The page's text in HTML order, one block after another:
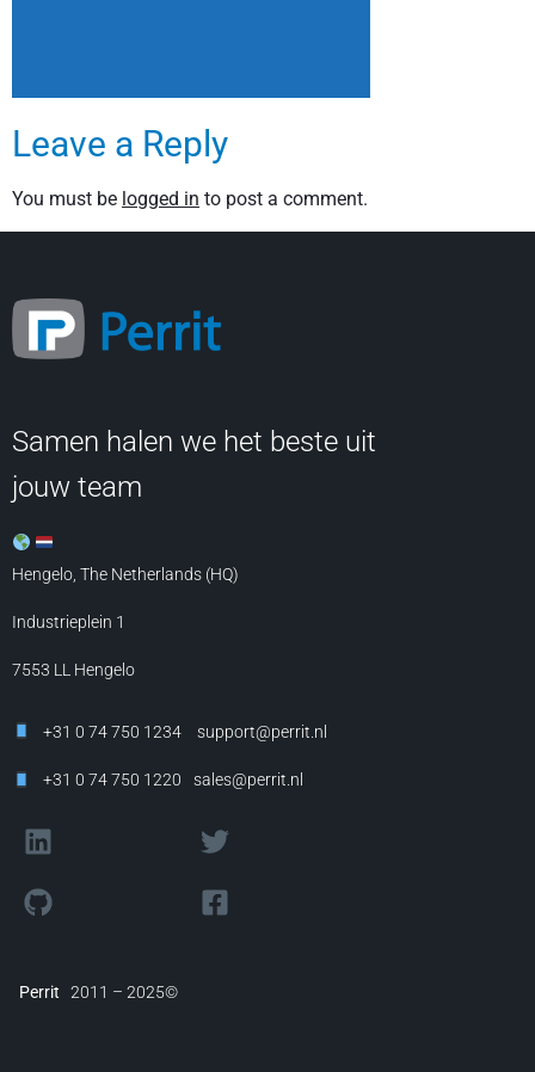
Leave a Reply
You must be logged in to post a comment.
Samen halen we het beste uit
jouw team
Hengelo, The Netherlands (HQ)
Industrieplein 1
7553 LL Hengelo
+31 0 74 750 1234 support@perrit.nl
+31 0 74 750 1220 sales@perrit.nl
Perrit 2011 – 2025©